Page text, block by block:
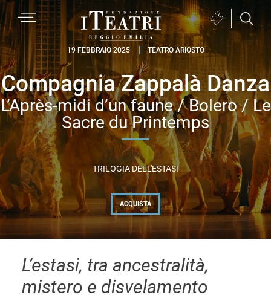
Passa
alla
navigazione
primaria
Passa
al
contenuto
principale
Passa
al
piè
di
pagina
MENU
Fondazione
Teatri
Reggio
Emilia
Biglietteria
(si
una
nuova
finestra)
19 FEBBRAIO 2025 TEATRO ARIOSTO
Compagnia Zappalà Danza
L’Après-midi d’un faune / Bolero / Le
Sacre du Printemps
TRILOGIA DELL'ESTASI
ACQUISTA
L’estasi, tra ancestralità,
mistero e disvelamento